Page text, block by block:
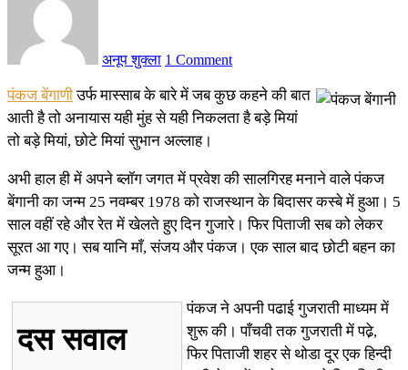
अनूप शुक्ला 1 Comment
पंकज बेंगाणीउर्फ मास्साब के बारे में जब कुछ कहने की बात
आती है तो अनायास यही मुंह से यही निकलता है बड़े मियां
तो बड़े मियां, छोटे मियां सुभान अल्लाह।
अभी हाल ही में अपने ब्लॉग जगत में प्रवेश की सालगिरह मनाने वाले पंकज
बेंगानी का जन्म 25 नवम्बर 1978 को राजस्थान के बिदासर कस्बे में हुआ। 5
साल वहीं रहे और रेत में खेलते हुए दिन गुजारे। फिर पिताजी सब को लेकर
सूरत आ गए। सब यानि माँ, संजय और पंकज। एक साल बाद छोटी बहन का
जन्म हुआ।
दस सवाल
पंकज ने अपनी पढाई गुजराती माध्यम में
शुरू की। पाँचवी तक गुजराती में पढे़,
फिर पिताजी शहर से थोडा दूर एक हिन्दी